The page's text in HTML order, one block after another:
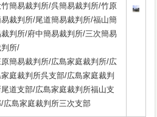
竹簡易裁判所/呉簡易裁判所/竹原
裁判所/尾道簡易裁判所/福山簡
判所/府中簡易裁判所/三次簡易
所/
原簡易裁判所/広島家庭裁判所/広
庭裁判所呉支部/広島家庭裁判
尾道支部/広島家庭裁判所福山支
広島家庭裁判所三次支部